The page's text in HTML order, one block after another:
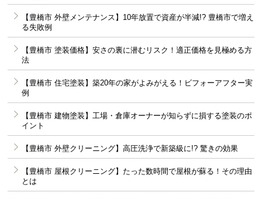
【豊橋市 外壁メンテナンス】10年放置で資産が半減!? 豊橋市で増え
る失敗例
【豊橋市 塗装価格】安さの裏に潜むリスク！適正価格を見極める方
法
【豊橋市 住宅塗装】築20年の家がよみがえる！ビフォーアフター実
例
【豊橋市 建物塗装】工場・倉庫オーナーが知らずに損する塗装のポ
イント
【豊橋市 外壁クリーニング】高圧洗浄で新築級に!? 驚きの効果
【豊橋市 屋根クリーニング】たった数時間で屋根が蘇る！その理由
とは